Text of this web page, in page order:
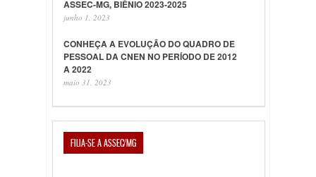
ASSEC-MG, BIÊNIO 2023-2025
junho 1, 2023
CONHEÇA A EVOLUÇÃO DO QUADRO DE
PESSOAL DA CNEN NO PERÍODO DE 2012
A 2022
maio 31, 2023
FILIA-SE A ASSEC/MG